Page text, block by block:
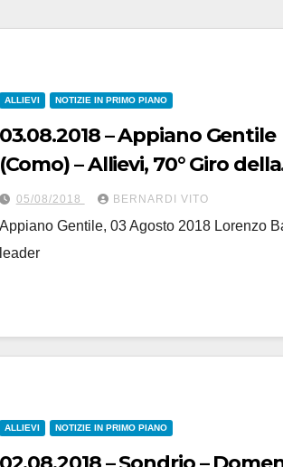
ALLIEVI NOTIZIE IN PRIMO PIANO
03.08.2018 – Appiano Gentile
(Como) – Allievi, 70° Giro della
Provincia di Como :
di Appiano – Fotoservizio di
05/08/2018 BERNARDI VITO
Appiano Gentile, 03 Agosto 2018 Lorenzo
leader
ALLIEVI NOTIZIE IN PRIMO PIANO